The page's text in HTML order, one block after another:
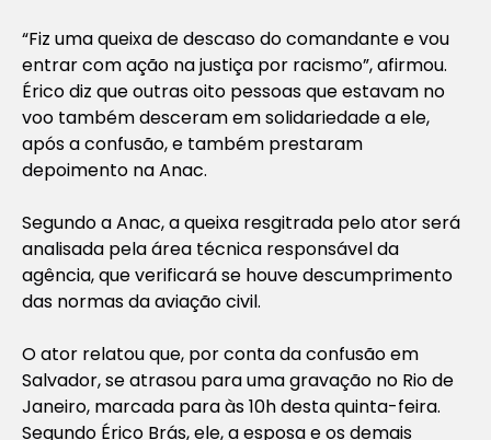
“Fiz uma queixa de descaso do comandante e vou
entrar com ação na justiça por racismo”, afirmou.
Érico diz que outras oito pessoas que estavam no
voo também desceram em solidariedade a ele,
após a confusão, e também prestaram
depoimento na Anac.
Segundo a Anac, a queixa resgitrada pelo ator será
analisada pela área técnica responsável da
agência, que verificará se houve descumprimento
das normas da aviação civil.
O ator relatou que, por conta da confusão em
Salvador, se atrasou para uma gravação no Rio de
Janeiro, marcada para às 10h desta quinta-feira.
Segundo Érico Brás, ele, a esposa e os demais